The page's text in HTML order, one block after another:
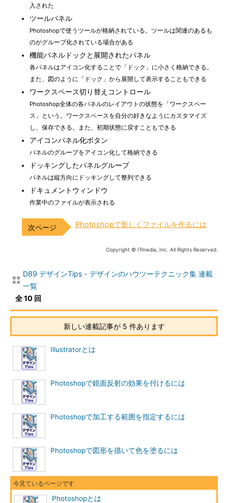
入された
ツールパネル
Photoshopで使うツールが格納されている。ツールは関連のあるも
のがグループ化されている場合がある
機能パネルドックと展開されたパネル
各パネルはアイコン化することで「ドック」に小さく格納できる。
また、図のように「ドック」から展開して表示することもできる
ワークスペース切り替えコントロール
Photoshop全体の各パネルのレイアウトの状態を「ワークスペー
ス」という。ワークスペースを自分の好きなようにカスタマイズ
し、保存できる。また、初期状態に戻すこともできる
アイコンパネル化ボタン
パネルのグループをアイコン化して格納できる
ドッキングしたパネルグループ
パネルは縦方向にドッキングして整列できる
ドキュメントウィンドウ
作業中のファイルが表示される
Photoshopで新しくファイルを作るには
Copyright © ITmedia, Inc. All Rights Reserved.
D89 デザインTips - デザインのハウツーテクニック集 連載
一覧
全 10 回
新しい連載記事が 5 件あります
Illustratorとは
Photoshopで鏡面反射の効果を付けるには
Photoshopで加工する範囲を指定するには
Photoshopで図形を描いて色を塗るには
Photoshopとは